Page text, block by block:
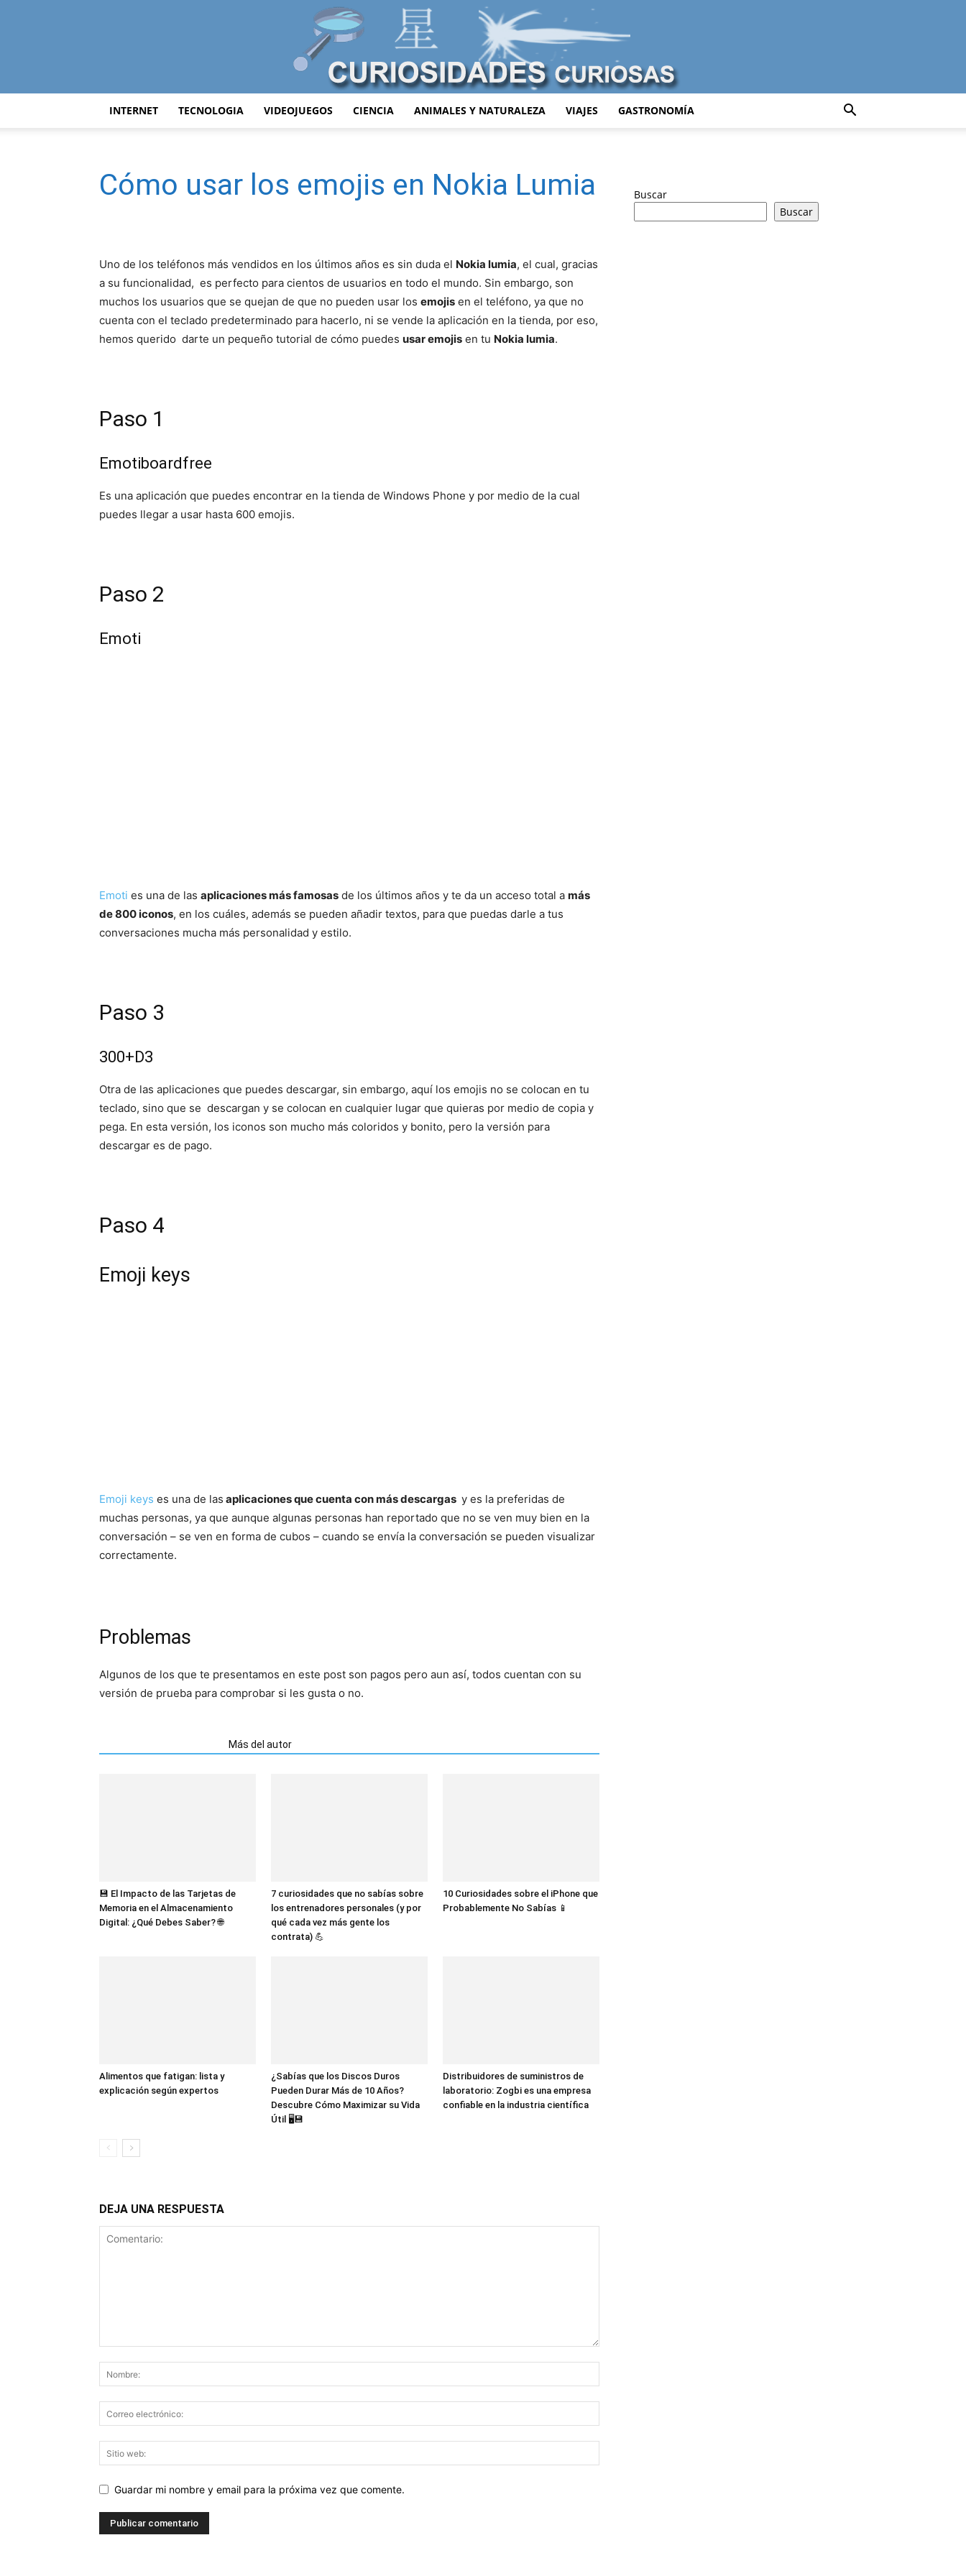
del
INTERNET TECNOLOGIA VIDEOJUEGOS CIENCIA ANIMALES Y NATURALEZA VIAJES GASTRONOMÍA
Cómo usar los emojis en Nokia Lumia
Uno de los teléfonos más vendidos en los últimos años es sin duda el Nokia lumia, el cual, gracias
a su funcionalidad, es perfecto para cientos de usuarios en todo el mundo. Sin embargo, son
muchos los usuarios que se quejan de que no pueden usar los emojis en el teléfono, ya que no
cuenta con el teclado predeterminado para hacerlo, ni se vende la aplicación en la tienda, por eso,
hemos querido darte un pequeño tutorial de cómo puedes usar emojis en tu Nokia lumia.
Paso 1
Emotiboardfree
Es una aplicación que puedes encontrar en la tienda de Windows Phone y por medio de la cual
puedes llegar a usar hasta 600 emojis.
Paso 2
Emoti
Emoti es una de las aplicaciones más famosas de los últimos años y te da un acceso total a más
de 800 iconos, en los cuáles, además se pueden añadir textos, para que puedas darle a tus
conversaciones mucha más personalidad y estilo.
Paso 3
300+D3
Otra de las aplicaciones que puedes descargar, sin embargo, aquí los emojis no se colocan en tu
teclado, sino que se descargan y se colocan en cualquier lugar que quieras por medio de copia y
pega. En esta versión, los iconos son mucho más coloridos y bonito, pero la versión para
descargar es de pago.
Paso 4
Emoji keys
Emoji keys es una de las aplicaciones que cuenta con más descargas y es la preferidas de
muchas personas, ya que aunque algunas personas han reportado que no se ven muy bien en la
conversación – se ven en forma de cubos – cuando se envía la conversación se pueden visualizar
correctamente.
Problemas
Algunos de los que te presentamos en este post son pagos pero aun así, todos cuentan con su
versión de prueba para comprobar si les gusta o no.
Más del autor
💾 El Impacto de las Tarjetas de
Memoria en el Almacenamiento
Digital: ¿Qué Debes Saber? 🌐
7 curiosidades que no sabías sobre
los entrenadores personales (y por
qué cada vez más gente los
contrata) 💪
10 Curiosidades sobre el iPhone que
Probablemente No Sabías 📱
Alimentos que fatigan: lista y
explicación según expertos
¿Sabías que los Discos Duros
Pueden Durar Más de 10 Años?
Descubre Cómo Maximizar su Vida
Útil 🖥️💾
Distribuidores de suministros de
laboratorio: Zogbi es una empresa
confiable en la industria científica
DEJA UNA RESPUESTA
Guardar mi nombre y email para la próxima vez que comente.
Buscar
Buscar